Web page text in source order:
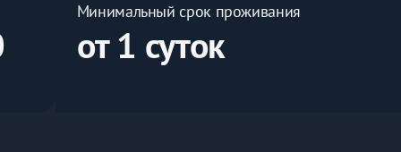
транспорте.
Минимальный срок проживания
от 1 суток